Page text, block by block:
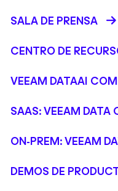
SALA DE PRENSA
CENTRO DE
VEEAM DATAAI
SAAS: VEEAM DATA
ON-PREM: VEEAM
DEMOS DE